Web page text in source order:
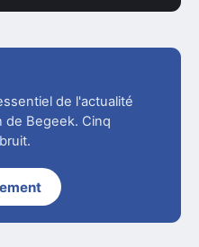
de l'actualité
de Begeek. Cinq